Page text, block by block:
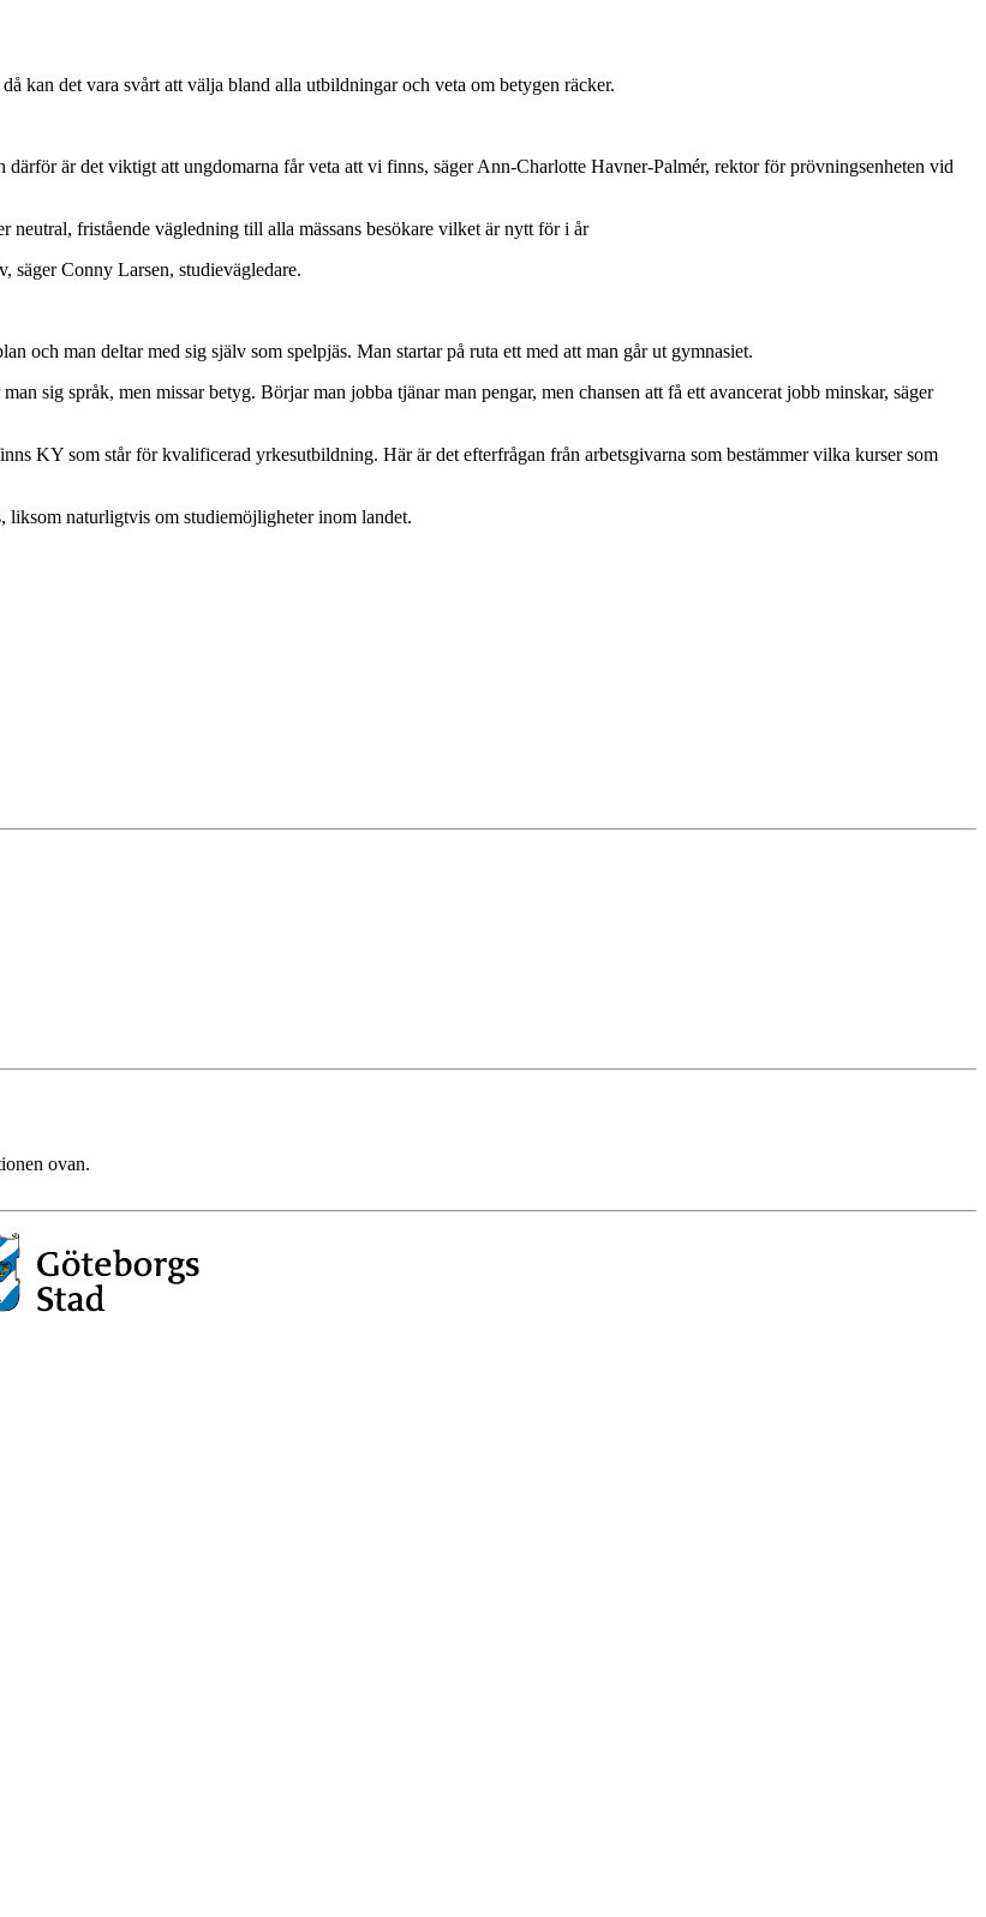
kan det vara svårt att välja bland alla utbildningar och veta om betygen räcker.
är det viktigt att ungdomarna får veta att vi finns, säger Ann-Charlotte Havner-Palmér, rektor för prövningsenheten vid
fristående vägledning till alla mässans besökare vilket är nytt för i år
säger Conny Larsen, studievägledare.
och man deltar med sig själv som spelpjäs. Man startar på ruta ett med att man går ut gymnasiet.
sig språk, men missar betyg. Börjar man jobba tjänar man pengar, men chansen att få ett avancerat jobb minskar, säger
KY som står för kvalificerad yrkesutbildning. Här är det efterfrågan från arbetsgivarna som bestämmer vilka kurser som
liksom naturligtvis om studiemöjligheter inom landet.
ovan.